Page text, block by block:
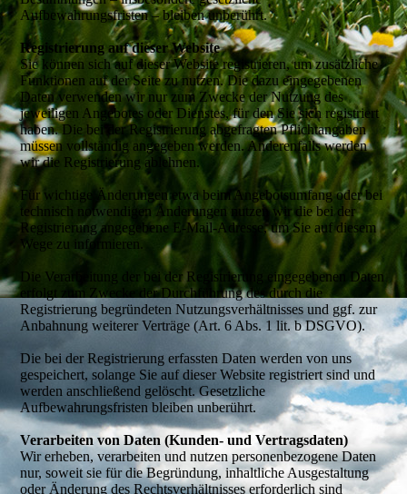
Aufbewahrungsfristen – bleiben unberührt.
Registrierung auf dieser Website
Sie können sich auf dieser Website registrieren, um zusätzliche
Funktionen auf der Seite zu nutzen. Die dazu eingegebenen
Daten verwenden wir nur zum Zwecke der Nutzung des
jeweiligen Angebotes oder Dienstes, für den Sie sich registriert
haben. Die bei der Registrierung abgefragten Pflichtangaben
müssen vollständig angegeben werden. Anderenfalls werden
wir die Registrierung ablehnen.
Für wichtige Änderungen etwa beim Angebotsumfang oder bei
technisch notwendigen Änderungen nutzen wir die bei der
Registrierung angegebene E-Mail-Adresse, um Sie auf diesem
Wege zu informieren.
Die Verarbeitung der bei der Registrierung eingegebenen Daten
erfolgt zum Zwecke der Durchführung des durch die
Registrierung begründeten Nutzungsverhältnisses und ggf. zur
Anbahnung weiterer Verträge (Art. 6 Abs. 1 lit. b DSGVO).
Die bei der Registrierung erfassten Daten werden von uns
gespeichert, solange Sie auf dieser Website registriert sind und
werden anschließend gelöscht. Gesetzliche
Aufbewahrungsfristen bleiben unberührt.
Verarbeiten von Daten (Kunden- und Vertragsdaten)
Wir erheben, verarbeiten und nutzen personenbezogene Daten
nur, soweit sie für die Begründung, inhaltliche Ausgestaltung
oder Änderung des Rechtsverhältnisses erforderlich sind